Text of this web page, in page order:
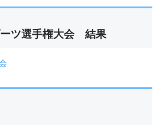
ツ選手権大会 結果